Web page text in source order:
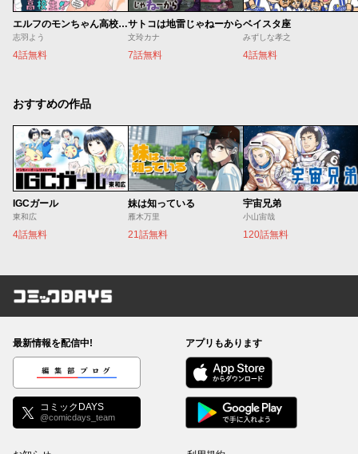
エルフのモンちゃん高校生!!
志羽よう
4話無料
サトコは地雷じゃねーから
文玲カナ
7話無料
ベイスタ座
みずしな孝之
4話無料
おすすめの作品
IGCガール
東和広
4話無料
妹は知っている
雁木万里
21話無料
宇宙兄弟
小山宙哉
120話無料
コミックDAYS
最新情報を配信中!
編集部ブログ
コミックDAYS
@comicdays_team
アプリもあります